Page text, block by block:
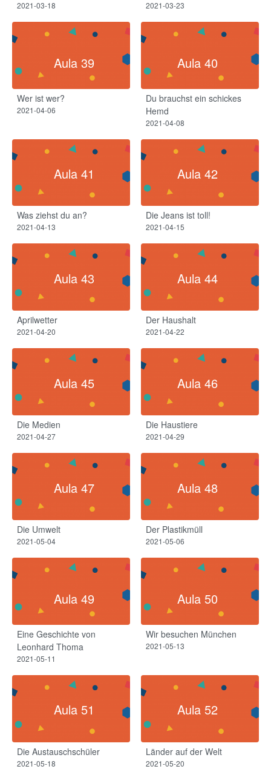
2021-03-18 2021-03-23
Aula 39
Wer ist wer?
2021-04-06
Aula 40
Du brauchst ein schickes
Hemd
2021-04-08
Aula 41
Was ziehst du an?
2021-04-13
Aula 42
Die Jeans ist toll!
2021-04-15
Aula 43
Aprilwetter​
2021-04-20
Aula 44
Der Haushalt​
2021-04-22
Aula 45
Die Medien
2021-04-27
Aula 46
Die Haustiere
2021-04-29
Aula 47
Die Umwelt
2021-05-04
Aula 48
Der Plastikmüll
2021-05-06
Aula 49
Eine Geschichte von
Leonhard Thoma
2021-05-11
Aula 50
Wir besuchen München
2021-05-13
Aula 51
Die Austauschschüler
2021-05-18
Aula 52
Länder auf der Welt
2021-05-20